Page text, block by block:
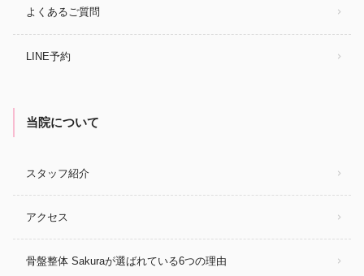
よくあるご質問
LINE予約
当院について
スタッフ紹介
アクセス
骨盤整体 Sakuraが選ばれている6つの理由